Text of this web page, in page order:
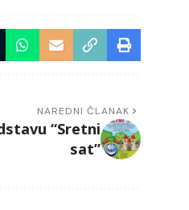
NAREDNI ČLANAK
“Sretni
sat”